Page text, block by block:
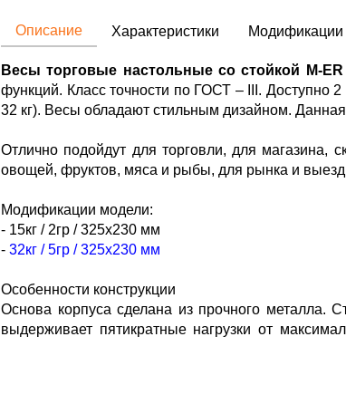
Описание
Весы торговые настольные со стойкой M-ER
функций. Класс точности по ГОСТ – III. Доступно
32 кг). Весы обладают стильным дизайном.
Отлично подойдут для торговли, для магазина,
овощей, фруктов, мяса и рыбы, для рынка и
Модификации модели:
- 15кг / 2гр / 325х230 мм
- 32кг / 5гр / 325х230 мм
Особенности конструкции
Основа корпуса сделана из прочного металла.
выдерживает пятикратные нагрузки от
Настольная модель впишется в любое рабочее
Характеристики Модификации